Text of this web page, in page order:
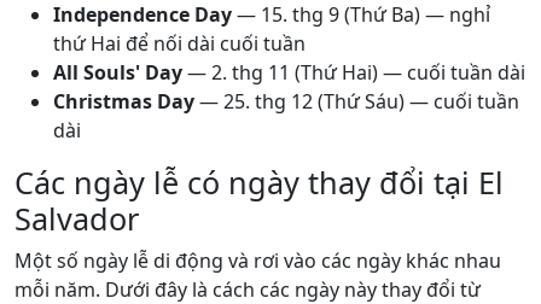
Independence Day— 15. thg 9(Thứ Ba) — nghỉ
thứ Hai để nối dài cuối tuần
All Souls' Day—2. thg 11 (Thứ Hai) — cuối tuần dài
Christmas Day—25. thg 12(Thứ Sáu) — cuối tuần
dài
Các ngày lễ có ngày thay đổi tại El
Salvador
Một số ngày lễ di động và rơi vào các ngày khác nhau
mỗi năm. Dưới đây là cách các ngày này thay đổi từ